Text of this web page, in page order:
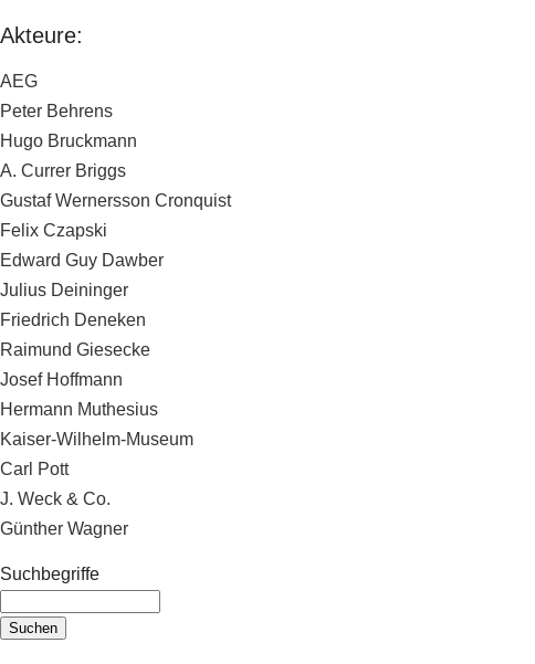
Akteure:
AEG
Peter Behrens
Hugo Bruckmann
A. Currer Briggs
Gustaf Wernersson Cronquist
Felix Czapski
Edward Guy Dawber
Julius Deininger
Friedrich Deneken
Raimund Giesecke
Josef Hoffmann
Hermann Muthesius
Kaiser-Wilhelm-Museum
Carl Pott
J. Weck & Co.
Günther Wagner
Suchbegriffe